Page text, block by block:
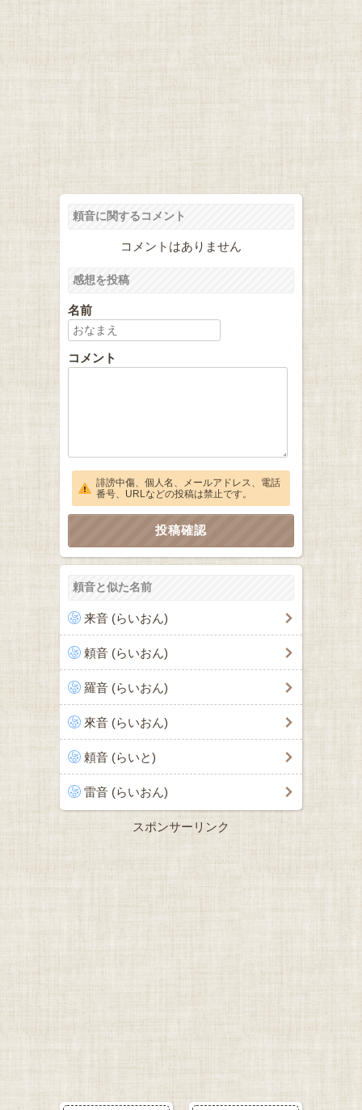
頼音に関するコメント
コメントはありません
感想を投稿
名前
コメント
誹謗中傷、個人名、メールアドレス、電話
番号、URLなどの投稿は禁止です。
頼音と似た名前
来音 (らいおん)
頼音 (らいおん)
羅音 (らいおん)
來音 (らいおん)
頼音 (らいと)
雷音 (らいおん)
スポンサーリンク